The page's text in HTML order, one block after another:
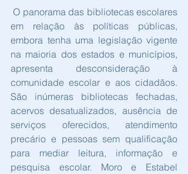
em relação às políticas públicas,
embora tenha uma legislação vigente
na maioria dos estados e municípios,
apresenta desconsideração à
comunidade escolar e aos cidadãos.
São inúmeras bibliotecas fechadas,
acervos desatualizados, ausência de
serviços oferecidos, atendimento
precário e pessoas sem qualificação
para mediar leitura, informação e
pesquisa escolar. Moro e Estabel